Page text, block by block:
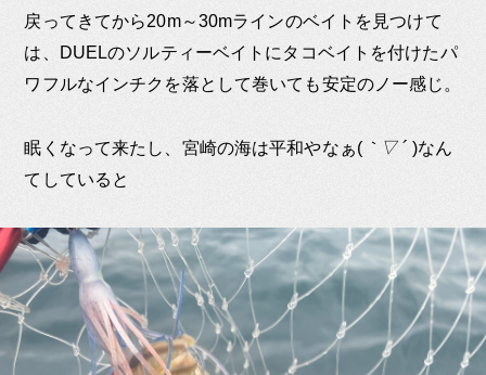
戻ってきてから20m～30mラインのベイトを見つけて
は、DUELのソルティーベイトにタコベイトを付けたパ
ワフルなインチクを落として巻いても安定のノー感じ。
眠くなって来たし、宮崎の海は平和やなぁ(｀▽ ´ )なん
てしていると